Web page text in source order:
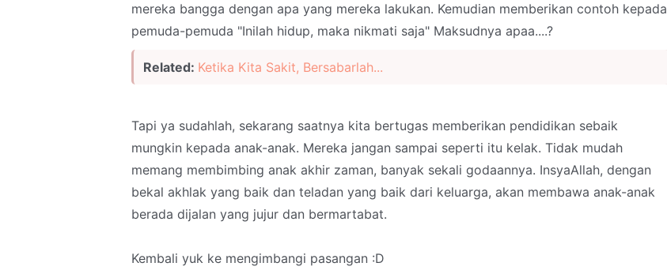
mereka bangga dengan apa yang mereka lakukan. Kemudian memberikan contoh kepada
pemuda-pemuda "Inilah hidup, maka nikmati saja" Maksudnya apaa....?
Related: Ketika Kita Sakit, Bersabarlah...
Tapi ya sudahlah, sekarang saatnya kita bertugas memberikan pendidikan sebaik
mungkin kepada anak-anak. Mereka jangan sampai seperti itu kelak. Tidak mudah
memang membimbing anak akhir zaman, banyak sekali godaannya. InsyaAllah, dengan
bekal akhlak yang baik dan teladan yang baik dari keluarga, akan membawa anak-anak
berada dijalan yang jujur dan bermartabat.
Kembali yuk ke mengimbangi pasangan :D